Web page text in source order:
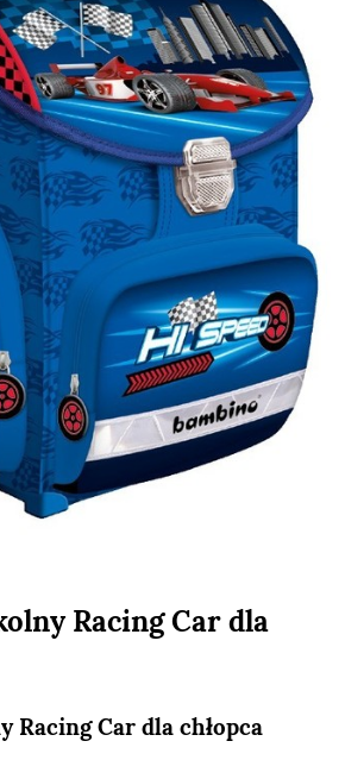
Racing Car dla
Racing Car dla chłopca